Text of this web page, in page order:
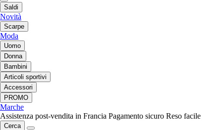
Saldi
Novità
Scarpe
Moda
Uomo
Donna
Bambini
Articoli sportivi
Accessori
PROMO
Marche
Assistenza post-vendita in Francia Pagamento sicuro Reso facile
Cerca